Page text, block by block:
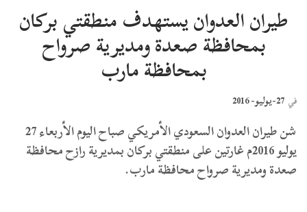
طيران العدوان يستهدف منطقتي بركان
بمحافظة صعدة ومديرية صرواح
بمحافظة مارب
في 27-يوليو- 2016
شن طيران العدوان السعودي الأمريكي صباح اليوم الأربعاء 27
يوليو 2016م غارتين على منطقتي بركان بمديرية رازح محافظة
صعدة ومديرية صرواح محافظة مارب.